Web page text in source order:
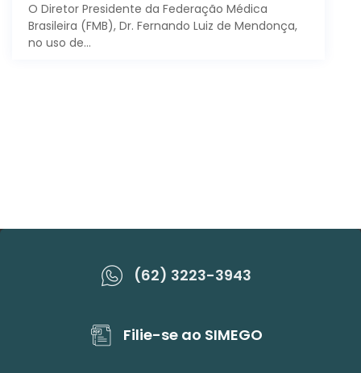
O Diretor Presidente da Federação Médica
Brasileira (FMB), Dr. Fernando Luiz de Mendonça,
no uso de…
(62) 3223-3943
Filie-se ao SIMEGO